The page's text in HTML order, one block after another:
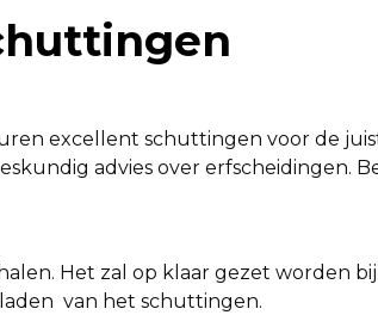
excellent schuttingen voor de
advies over erfscheidingen.
Het zal op klaar gezet worden
van het schuttingen.